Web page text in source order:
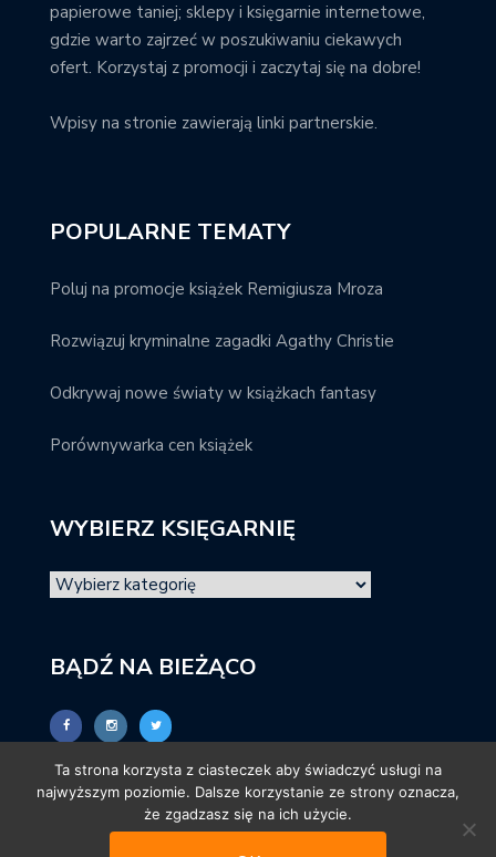
papierowe taniej; sklepy i księgarnie internetowe,
gdzie warto zajrzeć w poszukiwaniu ciekawych
ofert. Korzystaj z promocji i zaczytaj się na dobre!
Wpisy na stronie zawierają linki partnerskie.
POPULARNE TEMATY
Poluj na promocje książek Remigiusza Mroza
Rozwiązuj kryminalne zagadki Agathy Christie
Odkrywaj nowe światy w książkach fantasy
Porównywarka cen książek
WYBIERZ KSIĘGARNIĘ
BĄDŹ NA BIEŻĄCO
Ta strona korzysta z ciasteczek aby świadczyć usługi na
najwyższym poziomie. Dalsze korzystanie ze strony oznacza,
że zgadzasz się na ich użycie.